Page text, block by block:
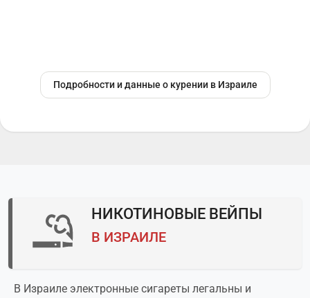
Подробности и данные о курении в Израиле
НИКОТИНОВЫЕ ВЕЙПЫ
В ИЗРАИЛЕ
В Израиле электронные сигареты легальны и